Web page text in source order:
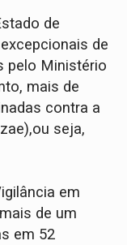
de
de
pelo Ministério
mais de
contra a
seja,
em
de um
em 52